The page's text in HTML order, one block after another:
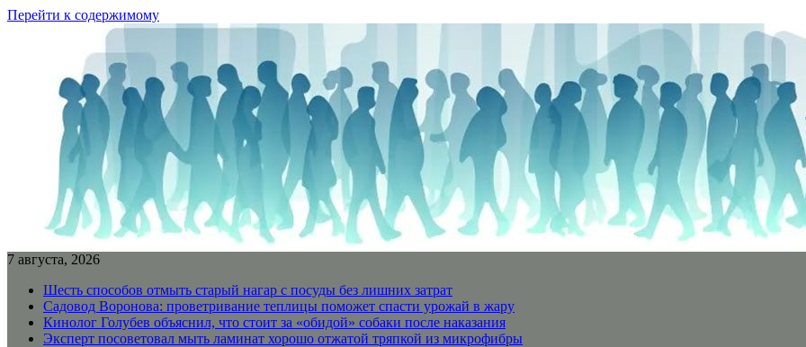
Перейти к содержимому
7 августа, 2026
Шесть способов отмыть старый нагар с посуды без лишних затрат
Садовод Воронова: проветривание теплицы поможет спасти урожай в жару
Кинолог Голубев объяснил, что стоит за «обидой» собаки после наказания
Эксперт посоветовал мыть ламинат хорошо отжатой тряпкой из микрофибры